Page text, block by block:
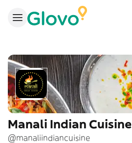
Manali Indian Cuisine
@manaliindiancuisine